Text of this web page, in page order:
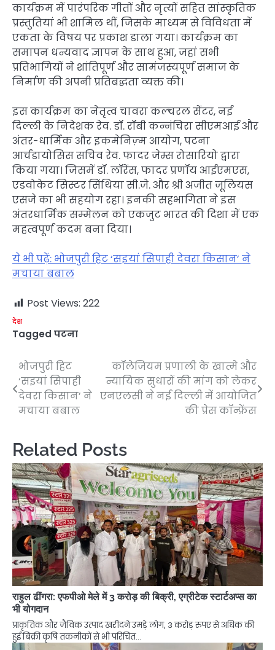
कार्यक्रम में पारंपरिक गीतों और नृत्यों सहित सांस्कृतिक
प्रस्तुतियां भी शामिल थीं, जिसके माध्यम से विविधता में
एकता के विषय पर प्रकाश डाला गया। कार्यक्रम का
समापन धन्यवाद ज्ञापन के साथ हुआ, जहां सभी
प्रतिभागियों ने शांतिपूर्ण और सामंजस्यपूर्ण समाज के
निर्माण की अपनी प्रतिबद्धता व्यक्त की।
इस कार्यक्रम का नेतृत्व चावरा कल्चरल सेंटर, नई
दिल्ली के निदेशक रेव. डॉ. रॉबी कन्नंचिरा सीएमआई और
अंतर-धार्मिक और इकमेनिज़्म आयोग, पटना
आर्चडायोसिस सचिव रेव. फादर जेम्स रोसारियो द्वारा
किया गया। जिसमें डॉ. लॉरेंस, फादर प्रणॉय आईएमएस,
एडवोकेट सिस्टर सिंथिया सी.जे. और श्री अजीत जूलियस
एसजे का भी सहयोग रहा। इनकी सहभागिता ने इस
अंतरधार्मिक सम्मेलन को एकजुट भारत की दिशा में एक
महत्वपूर्ण कदम बना दिया।
ये भी पढ़ें: भोजपुरी हिट ‘सइयां सिपाही देवरा किसान’ ने
मचाया बबाल
Post Views: 222
देश
Tagged पटना
Post
navigation
भोजपुरी हिट
‘सइयां सिपाही
देवरा किसान’ ने
मचाया बबाल
कॉलेजियम प्रणाली के खात्मे और
न्यायिक सुधारों की मांग को लेकर
एनएलसी ने नई दिल्ली में आयोजित
की प्रेस कॉन्फ्रेंस
Related Posts
राहुल ढींगरा: एफपीओ मेले में 3 करोड़ की बिक्री, एग्रीटेक स्टार्टअप्स का
भी योगदान
प्राकृतिक और जैविक उत्पाद खरीदने उमड़े लोग, 3 करोड़ रुपए से अधिक की
हुई बिक्री कृषि तकनीकों से भी परिचित…